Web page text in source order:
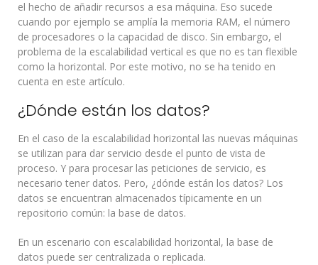
el hecho de añadir recursos a esa máquina. Eso sucede
cuando por ejemplo se amplía la memoria RAM, el número
de procesadores o la capacidad de disco. Sin embargo, el
problema de la escalabilidad vertical es que no es tan flexible
como la horizontal. Por este motivo, no se ha tenido en
cuenta en este artículo.
¿Dónde están los datos?
En el caso de la escalabilidad horizontal las nuevas máquinas
se utilizan para dar servicio desde el punto de vista de
proceso. Y para procesar las peticiones de servicio, es
necesario tener datos. Pero, ¿dónde están los datos? Los
datos se encuentran almacenados típicamente en un
repositorio común: la base de datos.
En un escenario con escalabilidad horizontal, la base de
datos puede ser centralizada o replicada.